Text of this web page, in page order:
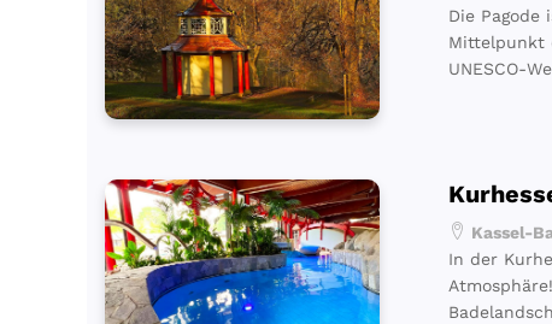
Die Pagode
Mittelpunkt
UNESCO-
Kassel-
In der